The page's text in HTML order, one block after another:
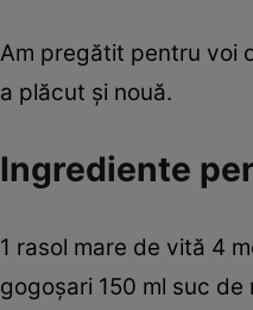
Am pregătit pentru voi
a plăcut şi nouă.
Ingrediente
1 rasol mare de vită 4
gogoşari 150 ml suc